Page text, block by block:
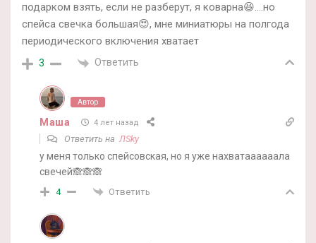
подарком взять, если не разберут, я коварна😆….но
спейса свечка большая😍, мне миниатюры на полгода
периодического включения хватает
3 Ответить
Автор
Маша 4 лет назад
Ответить на ЛSky
у меня только спейсовская, но я уже нахватаааааала
свечей🙈🙈🙈
4 Ответить